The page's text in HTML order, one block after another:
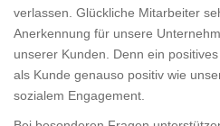
verlassen. Glückliche Mitarbeiter
Anerkennung für unsere
unserer Kunden. Denn ein
als Kunde genauso positiv wie
sozialem Engagement.